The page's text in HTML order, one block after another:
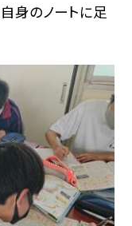
身のノートに足